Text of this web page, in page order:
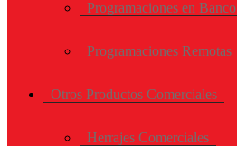
Programaciones en Banco
Programaciones Remotas
Otros Productos Comerciales
Herrajes Comerciales